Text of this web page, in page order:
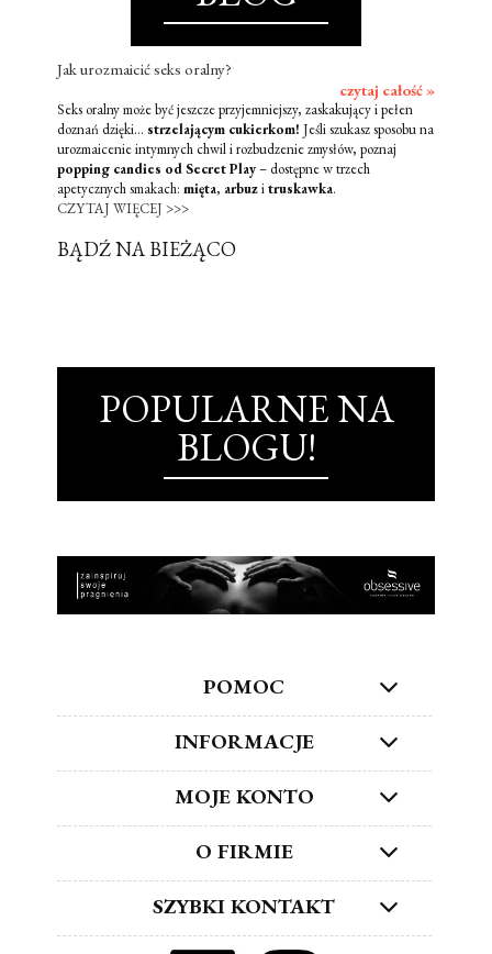
Jak urozmaicić seks oralny?
czytaj całość »
Seks oralny może być jeszcze przyjemniejszy, zaskakujący i pełen
doznań dzięki... strzelającym cukierkom! Jeśli szukasz sposobu na
urozmaicenie intymnych chwil i rozbudzenie zmysłów, poznaj
popping candies od Secret Play– dostępne w trzech
apetycznych smakach: mięta, arbuzitruskawka.
CZYTAJ WIĘCEJ >>>
BĄDŹ NA BIEŻĄCO
POPULARNE NA
BLOGU!
POMOC
INFORMACJE
MOJE KONTO
O FIRMIE
SZYBKI KONTAKT